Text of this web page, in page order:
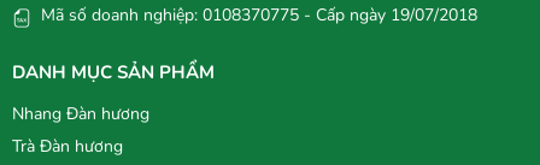
Mã số doanh nghiệp: 0108370775 - Cấp ngày 19/07/2018
DANH MỤC SẢN PHẨM
Nhang Đàn hương
Trà Đàn hương